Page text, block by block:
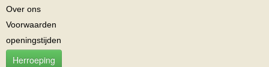
Over ons
Voorwaarden
openingstijden
Herroeping